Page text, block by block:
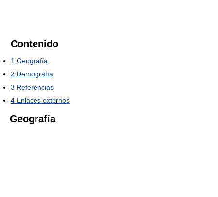
Contenido
1 Geografía
2 Demografía
3 Referencias
4 Enlaces externos
Geografía